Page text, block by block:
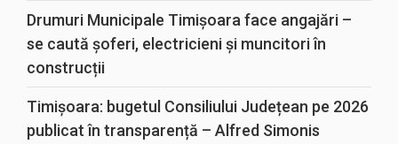
Drumuri Municipale Timișoara face angajări –
se caută șoferi, electricieni și muncitori în
construcții
Timișoara: bugetul Consiliului Județean pe 2026
publicat în transparență – Alfred Simonis